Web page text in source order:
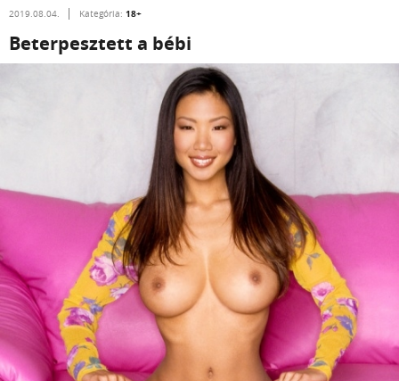
2019.08.04. Kategória: 18+
Beterpesztett a bébi